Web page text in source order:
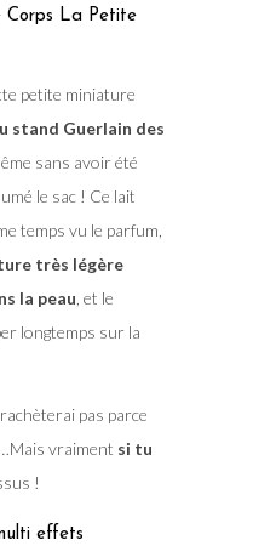
Corps La Petite
petite miniature
stand Guerlain des
sans avoir été
le sac ! Ce lait
temps vu le parfum,
très légère
la peau , et le
longtemps sur la
pas parce
vraiment si tu
!
effets